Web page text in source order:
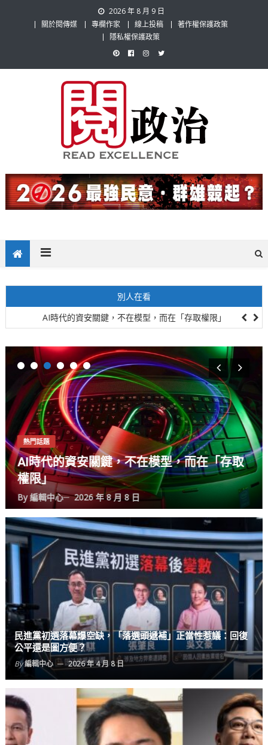
2026 年 8 月 9 日
關於閱傳媒
專欄作家 線上投稿
著作權保護政策
隱私權保護政策
閱政治 Read Gov News
題，也要專業評論，閱政治與多元的政治評論家與專欄作家邀稿合作，
讓讀者有最多元和專業的選擇。
別人在看
駕駛快篩陽性 欣欣客運：醫院採尿陰性且全站過關，最終以地檢署調
查為準
金門再見海漂豬！未來離島海巡與衛生當局應加強巡邏與肉品抽檢！
韓國《半導體特別法》11日正式上路 政府全面啟動產業支持機制
駕駛快篩陽性 欣欣客運：醫院採尿陰性且全站過關，最終以地檢署調
美股「23小時全時段交易制度」實行後，全球經濟可能的影響！
存取
國際視野
韓國《半導體特別法》11日正式上
面啟動產業支持機制
By編輯中心 2026 年 8 月 8 日
民進黨初選落幕爆空缺，「落選頭遞補」正當性惹議：回復
公平還是圖方便？
By編輯中心 2026 年 4 月 8 日